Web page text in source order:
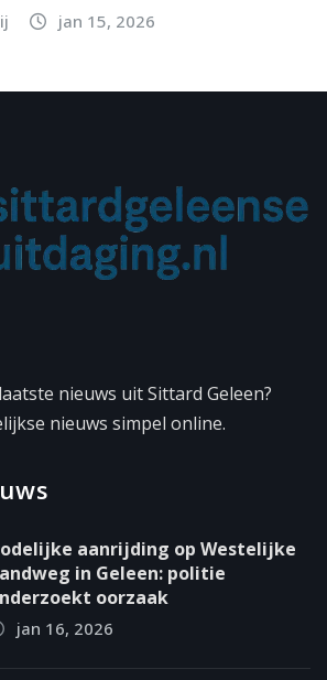
jan 15, 2026
nieuws uit Sittard Geleen?
nieuws simpel online.
aanrijding op Westelijke
in Geleen: politie
oorzaak
jan 16, 2026